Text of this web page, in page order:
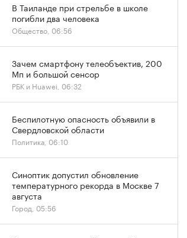
В Таиланде при стрельбе в школе
погибли два человека
Общество, 06:56
Зачем смартфону телеобъектив, 200
Мп и большой сенсор
РБК и Huawei, 06:32
Беспилотную опасность объявили в
Свердловской области
Политика, 06:10
Синоптик допустил обновление
температурного рекорда в Москве 7
августа
Город, 05:56